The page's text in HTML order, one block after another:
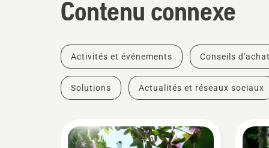
Contenu connexe
Activités et événements Conseils d'achat
Solutions Actualités et réseaux sociaux